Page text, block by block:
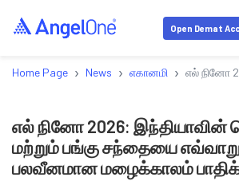
Open Demat
Home Page › News › எகானமி › எல் நினோ
எல் நினோ 2026: இந்தியாவின்
மற்றும் பங்கு சந்தையை
பலவீனமான மழைக்காலம்